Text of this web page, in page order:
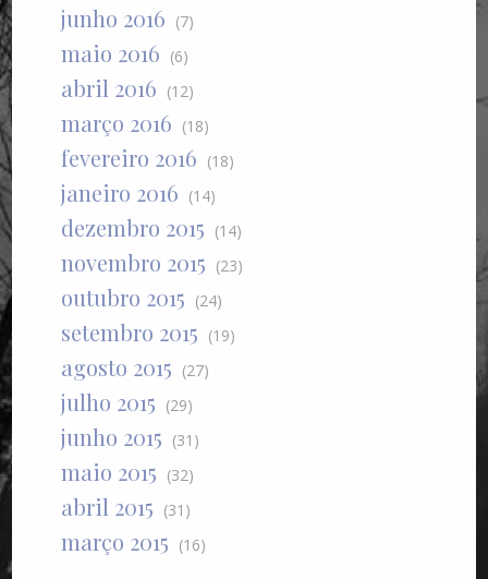
junho 2016 (7)
maio 2016 (6)
abril 2016 (12)
março 2016 (18)
fevereiro 2016 (18)
janeiro 2016 (14)
dezembro 2015 (14)
novembro 2015 (23)
outubro 2015 (24)
setembro 2015 (19)
agosto 2015 (27)
julho 2015 (29)
junho 2015 (31)
maio 2015 (32)
abril 2015 (31)
março 2015 (16)